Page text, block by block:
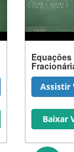
Equações
Assistir
Baixar